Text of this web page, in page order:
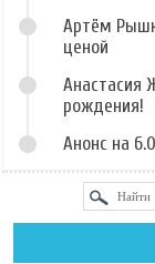
Артём
ценой
Анастасия
рождения!
Анонс на